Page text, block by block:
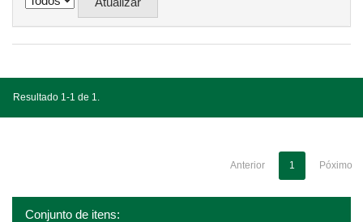
Resultado 1-1 de 1.
Anterior 1 Póximo
Conjunto de itens: